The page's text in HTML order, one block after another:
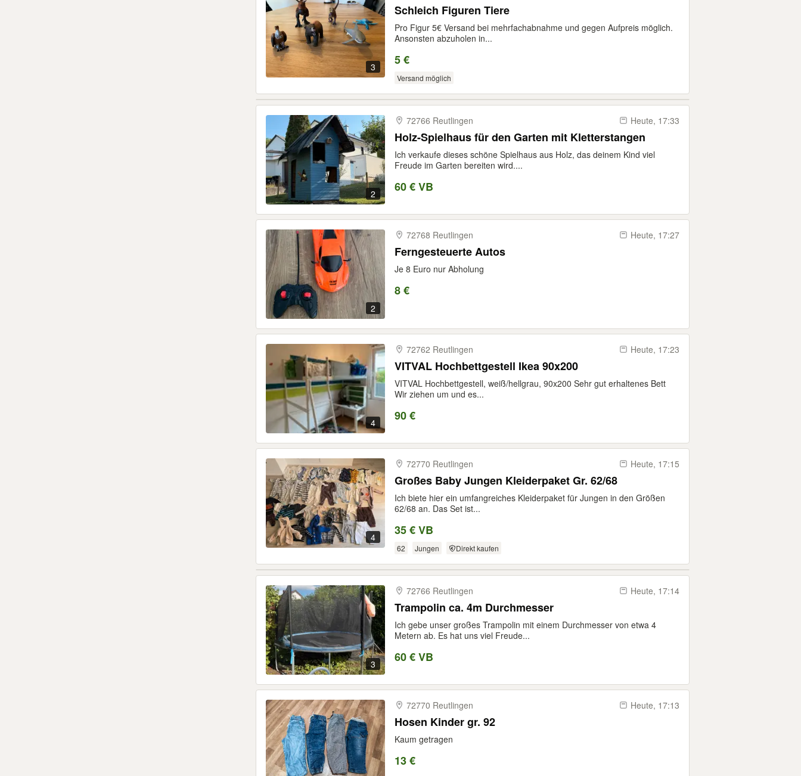
3
Schleich Figuren Tiere
Pro Figur 5€ Versand bei mehrfachabnahme und gegen Aufpreis möglich.
Ansonsten abzuholen in...
5 €
Versand möglich
2
72766 Reutlingen Heute, 17:33
Holz-Spielhaus für den Garten mit Kletterstangen
Ich verkaufe dieses schöne Spielhaus aus Holz, das deinem Kind viel
Freude im Garten bereiten wird....
60 € VB
2
72768 Reutlingen Heute, 17:27
Ferngesteuerte Autos
Je 8 Euro nur Abholung
8 €
4
72762 Reutlingen Heute, 17:23
VITVAL Hochbettgestell Ikea 90x200
VITVAL Hochbettgestell, weiß/hellgrau, 90x200 Sehr gut erhaltenes Bett
Wir ziehen um und es...
90 €
4
72770 Reutlingen Heute, 17:15
Großes Baby Jungen Kleiderpaket Gr. 62/68
Ich biete hier ein umfangreiches Kleiderpaket für Jungen in den Größen
62/68 an. Das Set ist...
35 € VB
62 Jungen Direkt kaufen
3
72766 Reutlingen Heute, 17:14
Trampolin ca. 4m Durchmesser
Ich gebe unser großes Trampolin mit einem Durchmesser von etwa 4
Metern ab. Es hat uns viel Freude...
60 € VB
72770 Reutlingen Heute, 17:13
Hosen Kinder gr. 92
Kaum getragen
13 €